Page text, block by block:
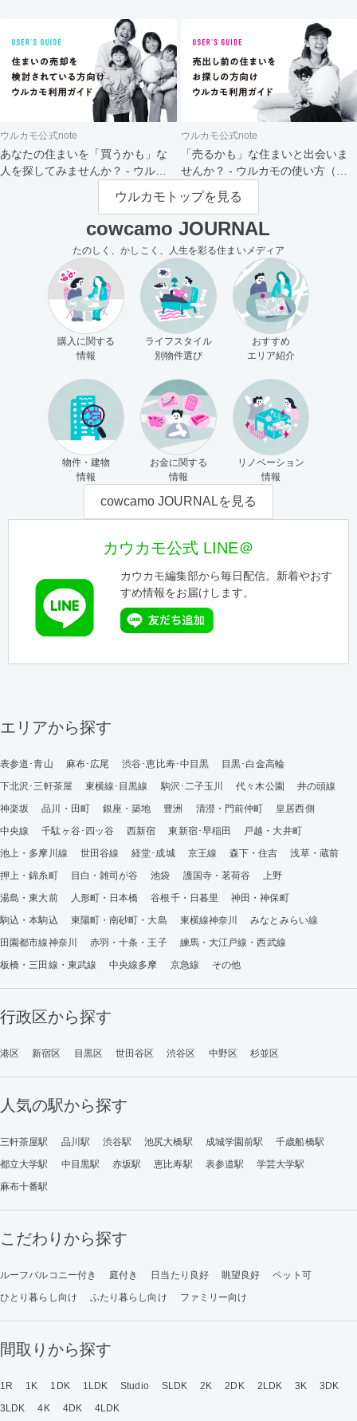
ウルカモ公式note
あなたの住まいを「買うかも」な
人を探してみませんか？ - ウルカ
ウルカモ公式note
「売るかも」な住まいと出会いま
せんか？ - ウルカモの使い方（買
主さま向け）
ウルカモトップを見る
cowcamo JOURNAL
たのしく、かしこく、人生を彩る住まいメディア
購入に関する
情報
ライフスタイル
別物件選び
おすすめ
エリア紹介
物件・建物
情報
お金に関する
情報
リノベーション
情報
cowcamo JOURNALを見る
カウカモ公式 LINE＠
カウカモ編集部から毎日配信。新着やおす
すめ情報をお届けします。
エリアから探す
表参道･青山 麻布･広尾 渋谷･恵比寿･中目黒
目黒･白金高輪
下北沢･三軒茶屋
東横線･目黒線 駒沢･二子玉川 代々木公園
井の頭線
神楽坂
品川・田町 銀座・築地 豊洲 清澄・門前仲町
皇居西側
中央線
千駄ヶ谷･四ッ谷 西新宿 東新宿･早稲田
戸越・大井町
池上・多摩川線
世田谷線 経堂･成城 京王線 森下・住吉
浅草・蔵前
押上・錦糸町
目白・雑司が谷 池袋 護国寺・茗荷谷
上野
湯島・東大前
人形町・日本橋 谷根千・日暮里
神田・神保町
駒込・本駒込
東陽町・南砂町・大島 東横線神奈川
みなとみらい線
田園都市線神奈川
赤羽・十条・王子
練馬・大江戸線・西武線
板橋・三田線・東武線
中央線多摩 京急線 その他
行政区から探す
港区 新宿区 目黒区 世田谷区 渋谷区 中野区 杉並区
人気の駅から探す
三軒茶屋駅 品川駅 渋谷駅 池尻大橋駅 成城学園前駅
千歳船橋駅
都立大学駅
中目黒駅 赤坂駅 恵比寿駅 表参道駅
学芸大学駅
麻布十番駅
こだわりから探す
ルーフバルコニー付き 庭付き 日当たり良好 眺望良好
ペット可
ひとり暮らし向け
ふたり暮らし向け ファミリー向け
間取りから探す
1R 1K 1DK 1LDK Studio SLDK 2K 2DK 2LDK 3K
3DK
3LDK
4K 4DK 4LDK